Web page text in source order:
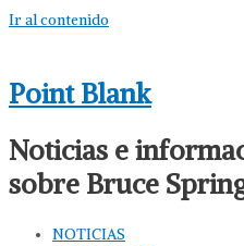
Ir al contenido
Point Blank
Noticias e
sobre Bruce
NOTICIAS